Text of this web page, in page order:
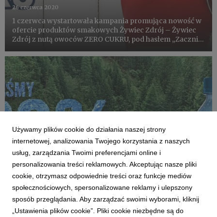
26 czerwca 2020
1 czerwca wystartowała kampania promująca nowość w
ofercie produktów smakowych Żywiec Zdrój – Żywiec
Zdrój z nutą owoców ZERO CUKRU, pod hasłem „Zacznij
motywator, znany setkom tysięcy Polek – Daniel Józek
QCZAJ. W ramach...
KLIENCI I PROJEKTY
Żywiec Zdrój z nową kampanią celebrującą
zbiórkę 100% plastiku
11 marca 2021
Używamy plików cookie do działania naszej strony
internetowej, analizowania Twojego korzystania z naszych
usług, zarządzania Twoimi preferencjami online i
personalizowania treści reklamowych. Akceptując nasze pliki
cookie, otrzymasz odpowiednie treści oraz funkcje mediów
społecznościowych, spersonalizowane reklamy i ulepszony
sposób przeglądania. Aby zarządzać swoimi wyborami, kliknij
„Ustawienia plików cookie”. Pliki cookie niezbędne są do